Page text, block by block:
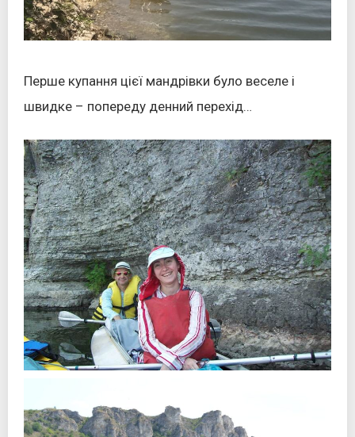
Перше купання цієї мандрівки було веселе і
швидке – попереду денний перехід…